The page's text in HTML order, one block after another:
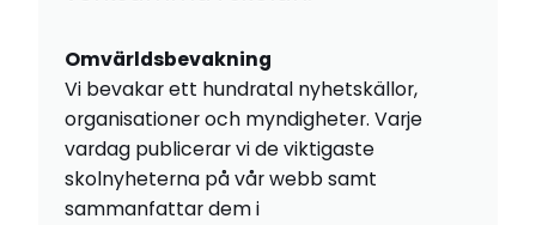
Omvärldsbevakning
Vi bevakar ett hundratal nyhetskällor,
organisationer och myndigheter. Varje
vardag publicerar vi de viktigaste
skolnyheterna på vår webb samt
sammanfattar dem i